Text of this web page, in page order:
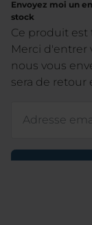
the
images
gallery